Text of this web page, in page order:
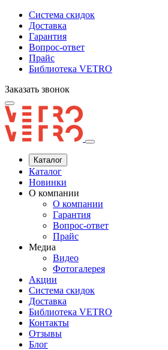
Система скидок
Доставка
Гарантия
Вопрос-ответ
Прайс
Библиотека VETRO
Заказать звонок
Каталог
Каталог
Новинки
О компании
О компании
Гарантия
Вопрос-ответ
Прайс
Медиа
Видео
Фотогалерея
Акции
Система скидок
Доставка
Библиотека VETRO
Контакты
Отзывы
Блог